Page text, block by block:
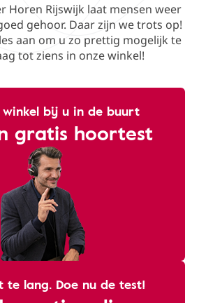
Horen Rijswijk laat mensen weer
gehoor. Daar zijn we trots op!
aan om u zo prettig mogelijk te
tot ziens in onze winkel!
bij u in de buurt
gratis hoortest
te lang. Doe nu de test!